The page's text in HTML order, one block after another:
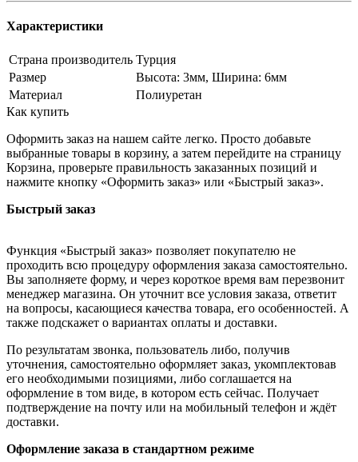
Характеристики
Страна производитель Турция
Размер
Высота: 3мм, Ширина: 6мм
Материал
Полиуретан
Как купить
Оформить заказ на нашем сайте легко. Просто добавьте
выбранные товары в корзину, а затем перейдите на страницу
Корзина, проверьте правильность заказанных позиций и
нажмите кнопку «Оформить заказ» или «Быстрый заказ».
Быстрый заказ
Функция «Быстрый заказ» позволяет покупателю не
проходить всю процедуру оформления заказа самостоятельно.
Вы заполняете форму, и через короткое время вам перезвонит
менеджер магазина. Он уточнит все условия заказа, ответит
на вопросы, касающиеся качества товара, его особенностей. А
также подскажет о вариантах оплаты и доставки.
По результатам звонка, пользователь либо, получив
уточнения, самостоятельно оформляет заказ, укомплектовав
его необходимыми позициями, либо соглашается на
оформление в том виде, в котором есть сейчас. Получает
подтверждение на почту или на мобильный телефон и ждёт
доставки.
Оформление заказа в стандартном режиме